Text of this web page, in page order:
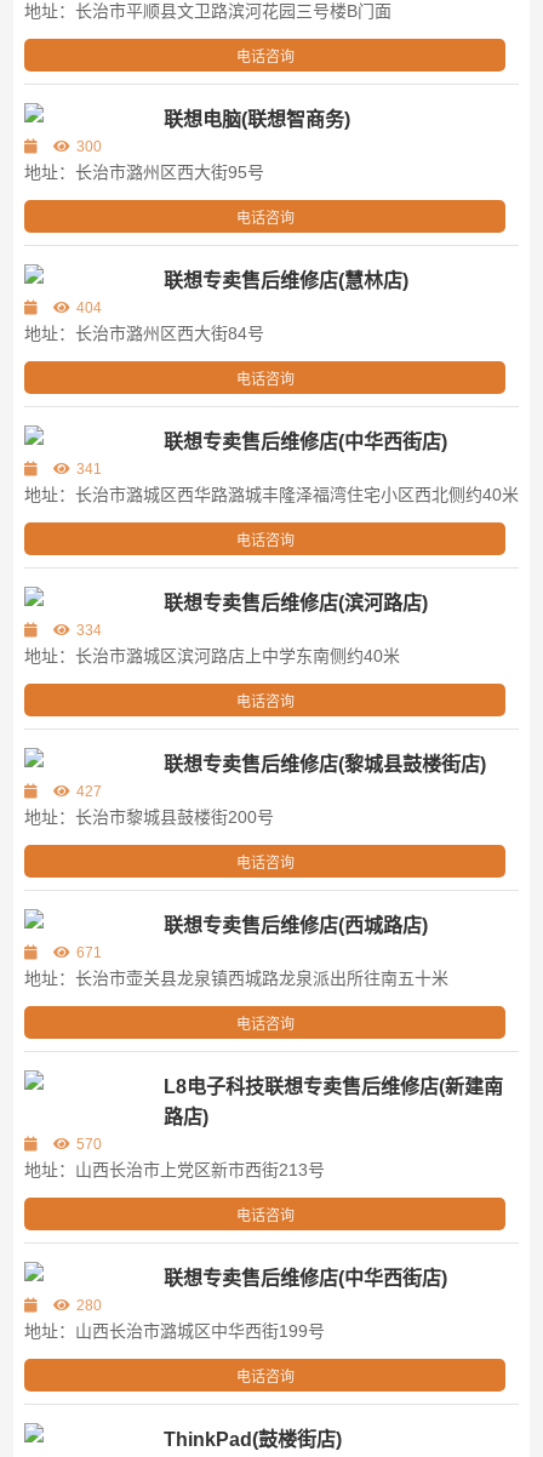
地址：长治市平顺县文卫路滨河花园三号楼B门面
电话咨询
联想电脑(联想智商务)
300
地址：长治市潞州区西大街95号
电话咨询
联想专卖售后维修店(慧林店)
404
地址：长治市潞州区西大街84号
电话咨询
联想专卖售后维修店(中华西街店)
341
地址：长治市潞城区西华路潞城丰隆泽福湾住宅小区西北侧约40米
电话咨询
联想专卖售后维修店(滨河路店)
334
地址：长治市潞城区滨河路店上中学东南侧约40米
电话咨询
联想专卖售后维修店(黎城县鼓楼街店)
427
地址：长治市黎城县鼓楼街200号
电话咨询
联想专卖售后维修店(西城路店)
671
地址：长治市壶关县龙泉镇西城路龙泉派出所往南五十米
电话咨询
L8电子科技联想专卖售后维修店(新建南
路店)
570
地址：山西长治市上党区新市西街213号
电话咨询
联想专卖售后维修店(中华西街店)
280
地址：山西长治市潞城区中华西街199号
电话咨询
ThinkPad(鼓楼街店)